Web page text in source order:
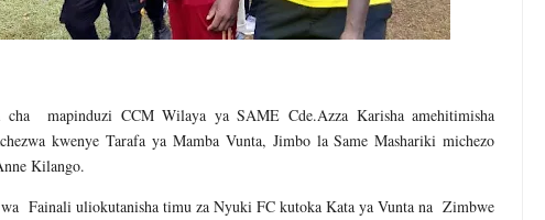
mapinduzi CCM Wilaya ya SAME Cde.Azza Karisha amehitimisha
kwenye Tarafa ya Mamba Vunta, Jimbo la Same Mashariki michezo
Kilango.
wa Fainali uliokutanisha timu za Nyuki FC kutoka Kata ya Vunta na Zimbwe